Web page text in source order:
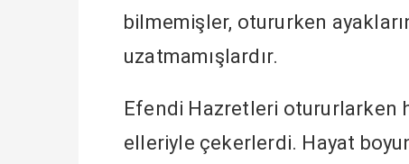
bilmemişler, otururken
uzatmamışlardır.
Efendi Hazretleri otururlarken
elleriyle çekerlerdi. Hayat